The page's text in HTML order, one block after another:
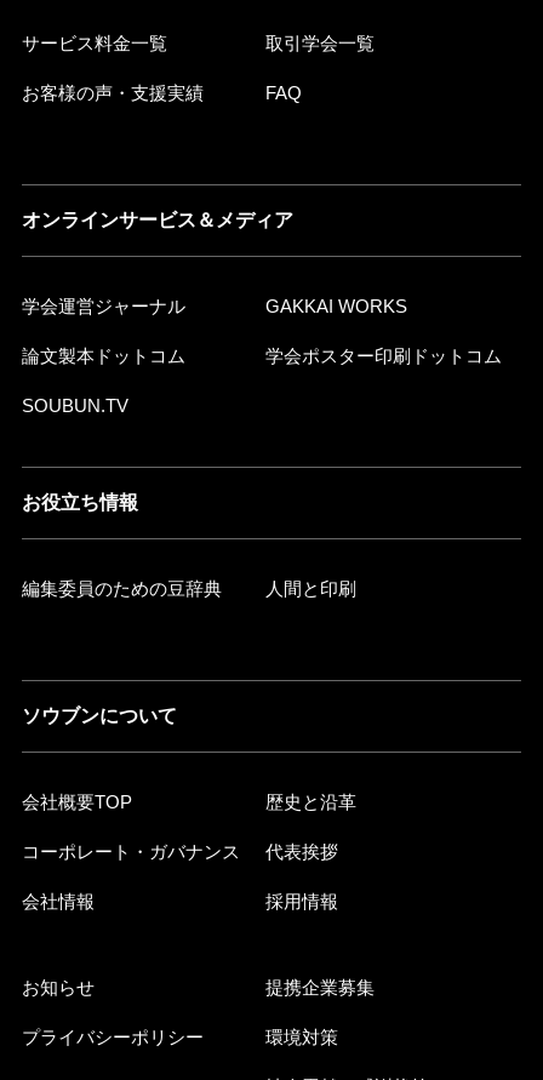
サービス料金一覧 取引学会一覧
お客様の声・支援実績 FAQ
オンラインサービス＆メディア
学会運営ジャーナル GAKKAI WORKS
論文製本ドットコム 学会ポスター印刷ドットコム
SOUBUN.TV
お役立ち情報
編集委員のための豆辞典 人間と印刷
ソウブンについて
会社概要TOP 歴史と沿革
コーポレート・ガバナンス 代表挨拶
会社情報 採用情報
お知らせ 提携企業募集
プライバシーポリシー 環境対策